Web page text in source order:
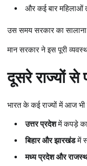
और कई बार महिलाओं
उस समय सरकार का
मान सरकार ने इस पूरी
दूसरे राज्यों
भारत के कई राज्यों में आज भी
उत्तर प्रदेशमें कपड़े का
बिहार और झारखंडमें
मध्य प्रदेश और